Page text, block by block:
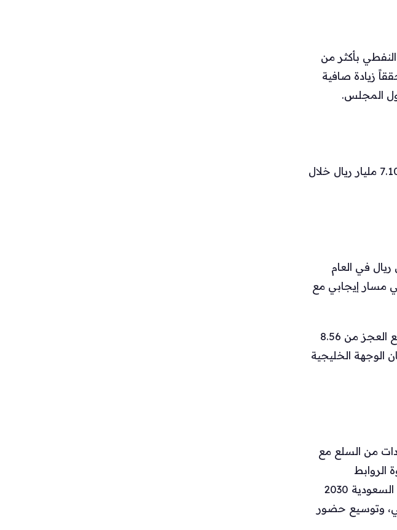
بأكثر من
1.80 مليار ريال في 2024 إلى 6.62 مليار ريال في 2025، محققاً زيادة صافية
سجّلت الكويت نمواً ثابتاً في الفائض غير النفطي، إذ ارتفع من 5.41 مليار ريال إلى 7.10 مليار ريال خلال
إلى 840.8 مليون ريال في 2025 من 616.9 مليون ريال في العام
ونسبة نمو بلغت 36.29%، مستمراً في مسار إيجابي مع
على النقيض، سجلت السعودية عجزاً غير نفطي متزايداً مع سلطنة عُمان؛ فقد ارتفع العجز من 8.56
مليار ريال تُقارب 18.09%، لتبقى عُمان الوجهة الخليجية
من السلع مع
الروابط
الاقتصادية. وتأتي الارتفاعات المسجلة مع دول مجلس التعاون في إطار أهداف رؤية السعودية 2030
وتوسيع حضور